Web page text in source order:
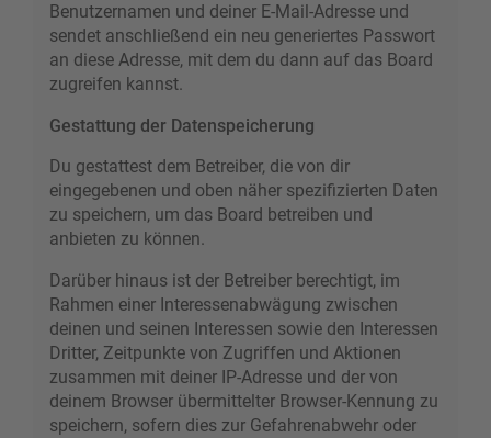
Benutzernamen und deiner E-Mail-Adresse und
sendet anschließend ein neu generiertes Passwort
an diese Adresse, mit dem du dann auf das Board
zugreifen kannst.
Gestattung der Datenspeicherung
Du gestattest dem Betreiber, die von dir
eingegebenen und oben näher spezifizierten Daten
zu speichern, um das Board betreiben und
anbieten zu können.
Darüber hinaus ist der Betreiber berechtigt, im
Rahmen einer Interessenabwägung zwischen
deinen und seinen Interessen sowie den Interessen
Dritter, Zeitpunkte von Zugriffen und Aktionen
zusammen mit deiner IP-Adresse und der von
deinem Browser übermittelter Browser-Kennung zu
speichern, sofern dies zur Gefahrenabwehr oder